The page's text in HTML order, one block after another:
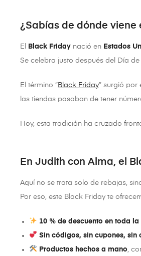
¿Sabías de dónde viene
El Black Friday nació en Estados
Se celebra justo después del Día
El término “Black Friday” surgió por
las tiendas pasaban de tener
Hoy, esta tradición ha cruzado
En Judith con Alma, el
Aquí no se trata solo de rebajas,
Por eso, este Black Friday te
10 % de descuento en toda la
Sin códigos, sin cupones, sin
Productos hechos a mano,